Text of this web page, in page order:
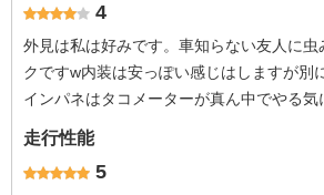
4
外見は私は好みです。車知らない友人に虫
クですw内装は安っぽい感じはしますが別
インパネはタコメーターが真ん中でやる
走行性能
5